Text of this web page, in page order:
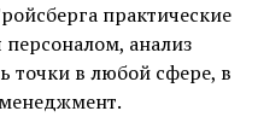
практические
анализ
точки в любой сфере, в